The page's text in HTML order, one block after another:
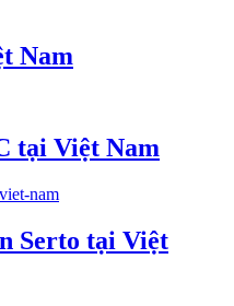
Nam
tại Việt Nam
Serto tại Việt